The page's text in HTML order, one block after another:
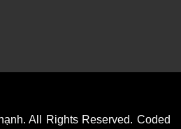
All Rights Reserved. Coded